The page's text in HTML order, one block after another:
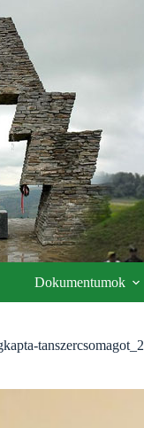
Dokumentumok
tanszercsomagot_2